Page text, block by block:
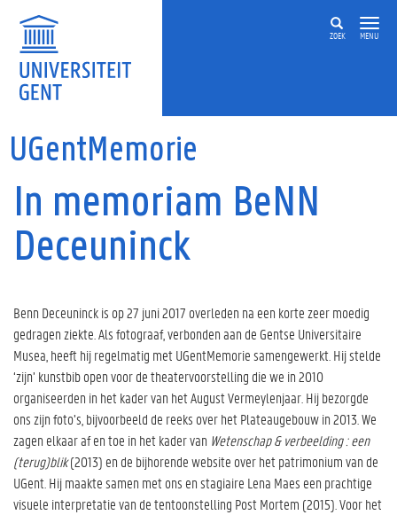
ZOEK MENU
UGentMemorie
In memoriam BeNN
Deceuninck
Benn Deceuninck is op 27 juni 2017 overleden na een korte zeer moedig
gedragen ziekte. Als fotograaf, verbonden aan de Gentse Universitaire
Musea, heeft hij regelmatig met UGentMemorie samengewerkt. Hij stelde
‘zijn’ kunstbib open voor de theatervoorstelling die we in 2010
organiseerden in het kader van het August Vermeylenjaar. Hij bezorgde
ons zijn foto’s, bijvoorbeeld de reeks over het Plateaugebouw in 2013. We
zagen elkaar af en toe in het kader van Wetenschap & verbeelding : een
(terug)blik(2013) en de bijhorende website over het patrimonium van de
UGent. Hij maakte samen met ons en stagiaire Lena Maes een prachtige
visuele interpretatie van de tentoonstelling Post Mortem (2015). Voor het